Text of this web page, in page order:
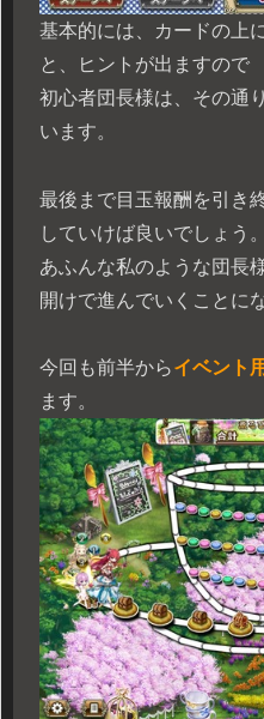
基本的には、カードの上
と、ヒントが出ますので
初心者団長様は、その通
います。
最後まで目玉報酬を引き
していけば良いでしょう。
あふんな私のような団長
開けで進んでいくことに
今回も前半からイベント
ます。